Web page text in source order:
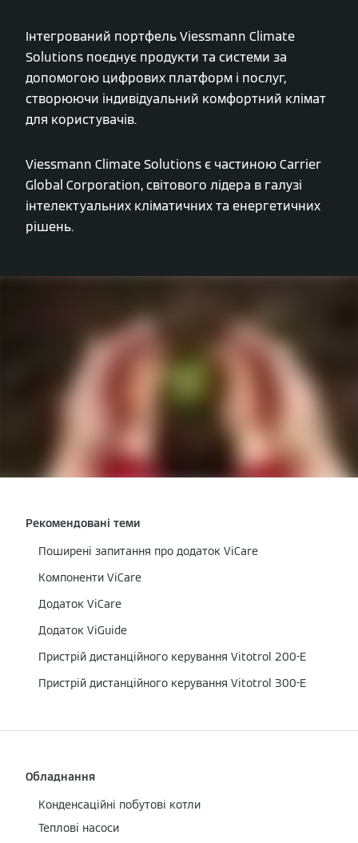
Інтегрований портфель Viessmann Climate
Solutions поєднує продукти та системи за
допомогою цифрових платформ і послуг,
створюючи індивідуальний комфортний клімат
для користувачів.
Viessmann Climate Solutions є частиною Carrier
Global Corporation, світового лідера в галузі
інтелектуальних кліматичних та енергетичних
рішень.
Рекомендовані теми
Поширені запитання про додаток ViCare
Компоненти ViCare
Додаток ViCare
Додаток ViGuide
Пристрій дистанційного керування Vitotrol 200-E
Пристрій дистанційного керування Vitotrol 300-E
Обладнання
Конденсаційні побутові котли
Теплові насоси